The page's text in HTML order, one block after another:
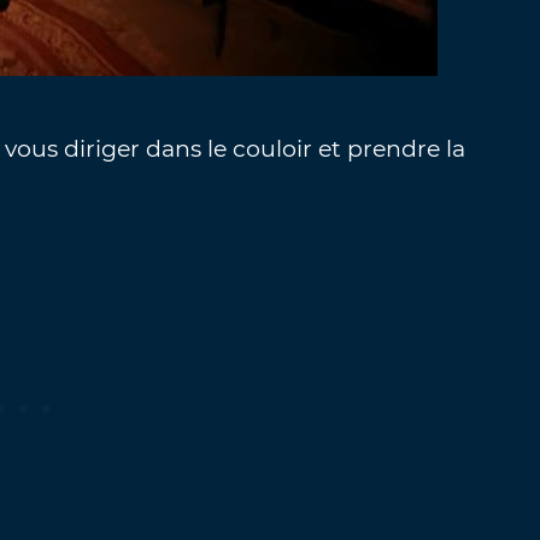
vous diriger dans le couloir et prendre la